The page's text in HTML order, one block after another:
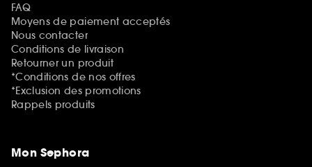
FAQ
Moyens de paiement acceptés
Nous contacter
Conditions de livraison
Retourner un produit
*Conditions de nos offres
*Exclusion des promotions
Rappels produits
Mon Sephora